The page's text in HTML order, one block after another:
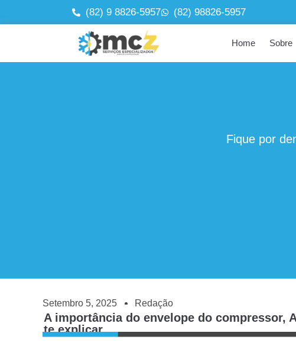
(82) 9 8826-5957 (82) 98826-5957
Home Sobre
Fique por
Setembro 5, 2025 Redação
A importância do envelope do compressor,
te explicar